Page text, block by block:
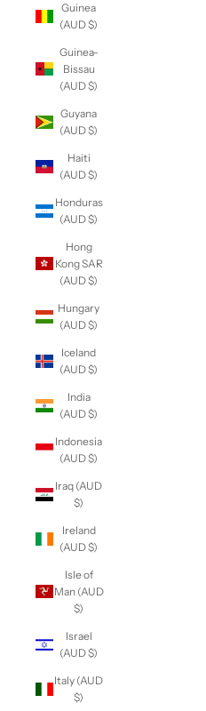
Guinea
(AUD $)
Guinea-
Bissau
(AUD $)
Guyana
(AUD $)
Haiti
(AUD $)
Honduras
(AUD $)
Hong
Kong SAR
(AUD $)
Hungary
(AUD $)
Iceland
(AUD $)
India
(AUD $)
Indonesia
(AUD $)
Iraq (AUD
$)
Ireland
(AUD $)
Isle of
Man (AUD
$)
Israel
(AUD $)
Italy (AUD
$)